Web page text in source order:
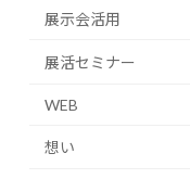
展示会活用
展活セミナー
WEB
想い